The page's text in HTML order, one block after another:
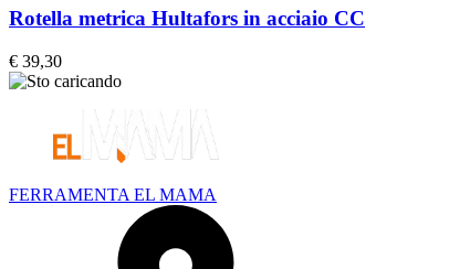
Rotella metrica Hultafors in acciaio CC
€ 39,30
FERRAMENTA EL MAMA